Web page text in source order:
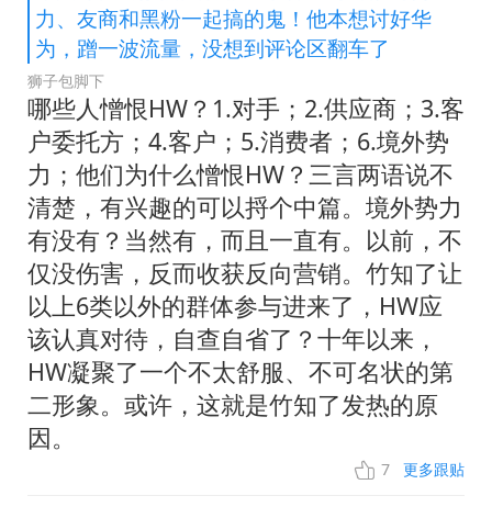
力、友商和黑粉一起搞的鬼！他本想讨好华
为，蹭一波流量，没想到评论区翻车了
狮子包脚下
哪些人憎恨HW？1.对手；2.供应商；3.客
户委托方；4.客户；5.消费者；6.境外势
力；他们为什么憎恨HW？三言两语说不
清楚，有兴趣的可以捋个中篇。境外势力
有没有？当然有，而且一直有。以前，不
仅没伤害，反而收获反向营销。竹知了让
以上6类以外的群体参与进来了，HW应
该认真对待，自查自省了？十年以来，
HW凝聚了一个不太舒服、不可名状的第
二形象。或许，这就是竹知了发热的原
因。
7 更多跟贴